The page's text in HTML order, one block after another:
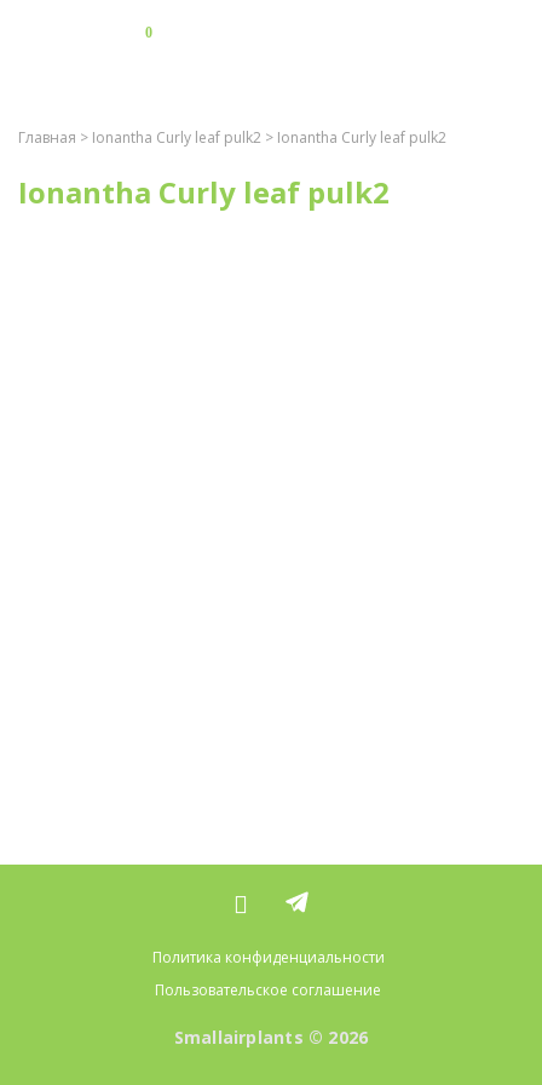
0
Главная > Ionantha Curly leaf pulk2 > Ionantha Curly leaf pulk2
Ionantha Curly leaf pulk2
Политика конфиденциальности
Пользовательское соглашение
Smallairplants © 2026